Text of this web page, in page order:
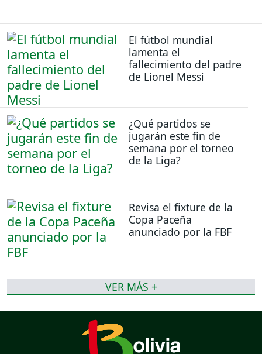
El fútbol mundial
lamenta el
fallecimiento del padre
de Lionel Messi
¿Qué partidos se
jugarán este fin de
semana por el torneo
de la Liga?
Revisa el fixture de la
Copa Paceña
anunciado por la FBF
VER MÁS +